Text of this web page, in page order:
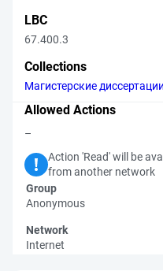
LBC
67.400.3
Collections
Магистерские диссертации
Allowed Actions
–
Action 'Read' will be
from another network
Group
Anonymous
Network
Internet